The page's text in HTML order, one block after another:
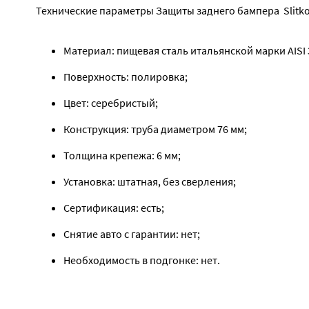
Материал: пищевая сталь итальянской марки AISI
Поверхность: полировка;
Цвет: серебристый;
Конструкция: труба диаметром 76 мм;
Толщина крепежа: 6 мм;
Установка: штатная, без сверления;
Сертификация: есть;
Снятие авто с гарантии: нет;
Необходимость в подгонке: нет.